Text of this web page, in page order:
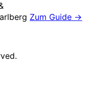
Zum Guide →